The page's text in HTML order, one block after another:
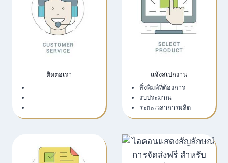
ติดต่อเรา
แจ้งสเปกงาน
สิ่งพิมพ์ที่ต้องการ
งบประมาณ
ระยะเวลาการผลิต